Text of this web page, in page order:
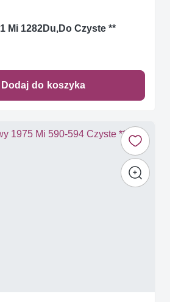
Mi 1282Du,Do Czyste **
Dodaj do koszyka